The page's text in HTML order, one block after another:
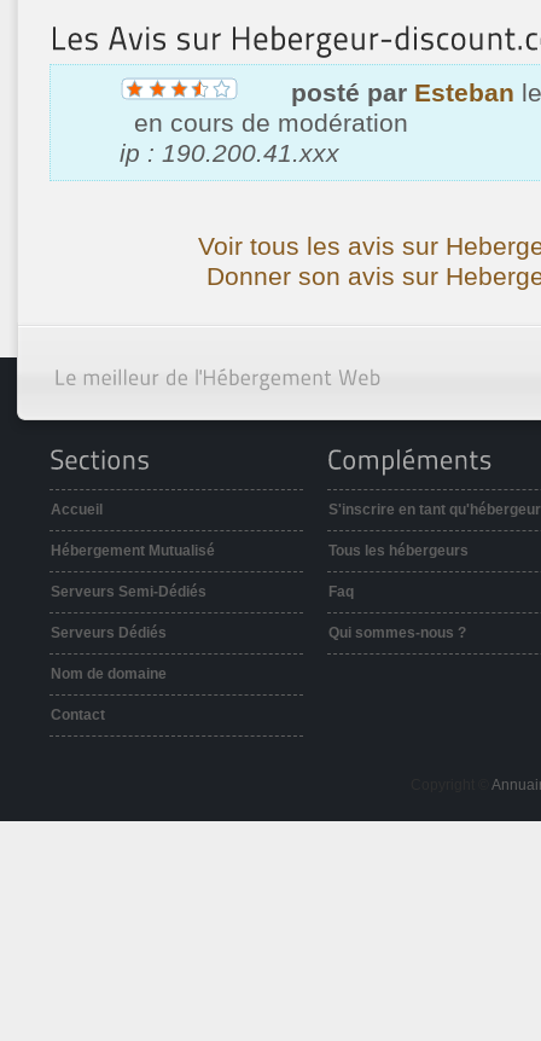
posté par Esteban
en cours de modération
ip : 190.200.41.xxx
Voir tous les avis sur
Donner son avis sur
Accueil
Hébergement Mutualisé
Serveurs Semi-Dédiés
Serveurs Dédiés
Nom de domaine
Contact
S'inscrire en tant qu'hébergeur
Tous les hébergeurs
Faq
Qui sommes-nous ?